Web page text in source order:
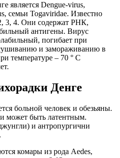
является Dengue-virus,
семьи Togaviridae. Известно
3, 4. Они содержат РНК,
антигены. Вирус
погибает при
и замораживанию в
температуре – 70 ° С
Денге
больной человек и обезьяны.
может быть латентным.
и антропургични
комары из рода Aedes,